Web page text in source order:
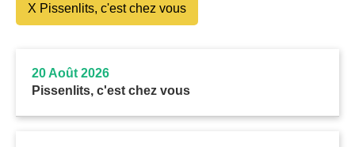
X Pissenlits, c'est chez vous
20 Août 2026
Pissenlits, c'est chez vous